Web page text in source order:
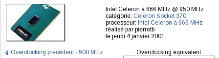
Intel Celeron à 666 MHz @ 950 MHz
catégorie: Celeron Socket 370
processeur: Intel Celeron à 666 MHz
réalisé par pierrotb
le jeudi 4 janvier 2001
Overclocking précédent - 900 MHz Overclocking équivalent